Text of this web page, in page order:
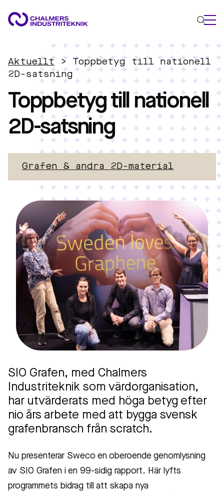
VAD VI GÖR
VÅRA EXPERTOMRÅDEN
Cirkulär ekonomi
Energi
Innovationsledning
Material
Tillämpad AI
AKTUELLT
OM OSS
KONTAKTA OSS
JOBBA HOS OSS
Aktuellt > Toppbetyg till nationell
2D-satsning
Toppbetyg till nationell
2D-satsning
Grafen & andra 2D-material
SIO Grafen, med Chalmers
Industriteknik som värdorganisation,
har utvärderats med höga betyg efter
nio års arbete med att bygga svensk
grafenbransch från scratch.
Nu presenterar Sweco en oberoende genomlysning
av SIO Grafen i en 99-sidig rapport. Här lyfts
programmets bidrag till att skapa nya